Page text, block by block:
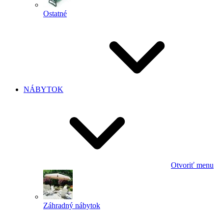
Ostatné
NÁBYTOK
Otvoriť menu
Záhradný nábytok